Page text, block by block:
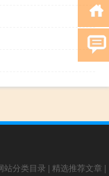
站分类目录 | 精选推荐文章 |